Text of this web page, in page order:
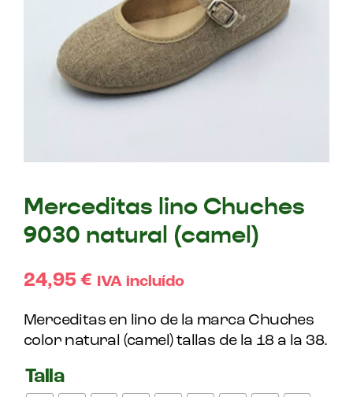
Merceditas lino Chuches
9030 natural (camel)
24,95 € IVA incluído
Merceditas en lino de la marca Chuches
color natural (camel) tallas de la 18 a la 38.
Talla